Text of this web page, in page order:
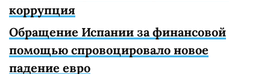
коррупция
Обращение Испании за финансовой
помощью спровоцировало новое
падение евро